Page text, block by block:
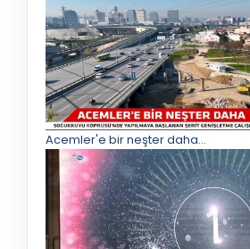
Acemler'e bir neşter daha...